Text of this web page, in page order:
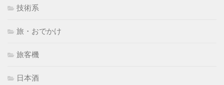
技術系
旅・おでかけ
旅客機
日本酒